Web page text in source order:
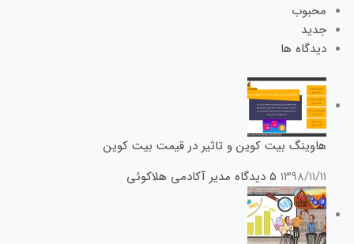
محبوب
جدید
دیدگاه ها
هاوینگ بیت کوین و تاثیر در قیمت بیت کوین
۱۳۹۸/۱۱/۱۱ ۵ دیدگاه مدیر آکادمی هلاکوئی